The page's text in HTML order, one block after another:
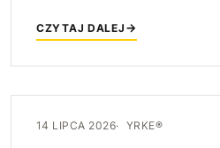
wspólnych porannych chwil.
CZYTAJ DALEJ
14 LIPCA 2026 YRKE®